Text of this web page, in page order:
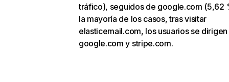
tráfico), seguidos de google.com (5,62
la mayoría de los casos, tras visitar
elasticemail.com, los usuarios se dirigen
google.com y stripe.com.